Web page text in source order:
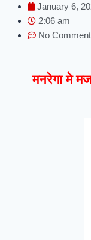
January 6,
2:06 am
No
मनरेगा मे